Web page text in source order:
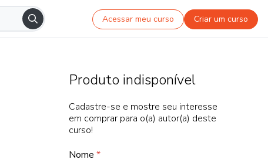
Acessar meu curso Criar um curso
Produto indisponível
Cadastre-se e mostre seu interesse
em comprar para o(a) autor(a) deste
curso!
Nome *